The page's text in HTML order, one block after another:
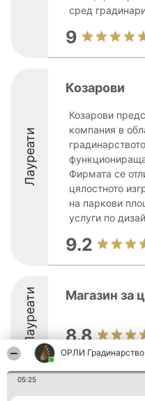
ОРЛИ Градинарство
05:25
сред
9
Лауреати
Козарови
Козарови
компания в
Фирмата се
цялостното
на паркови
услуги по
9.2
Лауреати Магазин за
8.8